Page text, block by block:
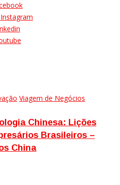
Viagem de Negócios
Chinesa: Lições
Brasileiros –
China